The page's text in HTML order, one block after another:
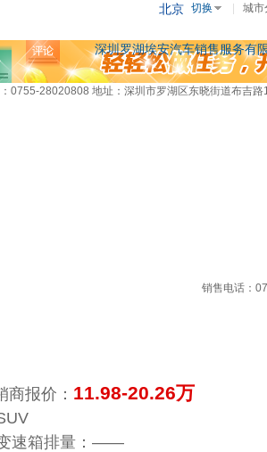
北京 切换 城市
深圳罗湖埃安汽车销售服务有
0755-28020808 地址：深圳市罗湖区东晓街道布吉
销售电话：
商报价： 11.98-20.26万
速箱排量：——